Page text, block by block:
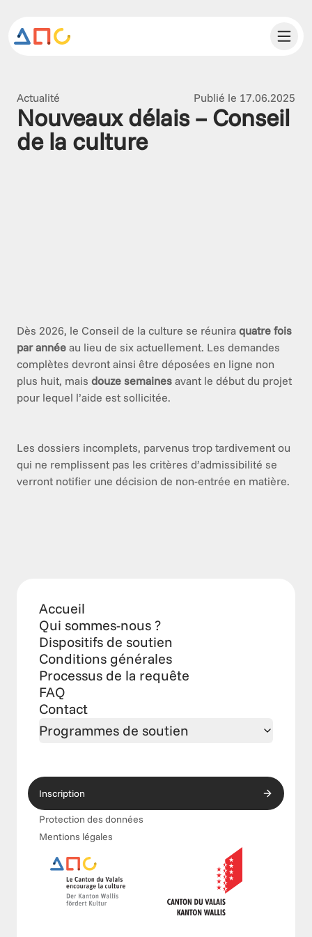
Actualité Publié le 17.06.2025
Nouveaux délais – Conseil
de la culture
Dès 2026, le Conseil de la culture se réunira quatre fois
par année au lieu de six actuellement. Les demandes
complètes devront ainsi être déposées en ligne non
plus huit, mais douze semaines avant le début du projet
pour lequel l’aide est sollicitée.
Les dossiers incomplets, parvenus trop tardivement ou
qui ne remplissent pas les critères d’admissibilité se
verront notifier une décision de non-entrée en matière.
Accueil
Qui sommes-nous ?
Dispositifs de soutien
Conditions générales
Processus de la requête
FAQ
Contact
Programmes de soutien
Inscription
Protection des données
Mentions légales